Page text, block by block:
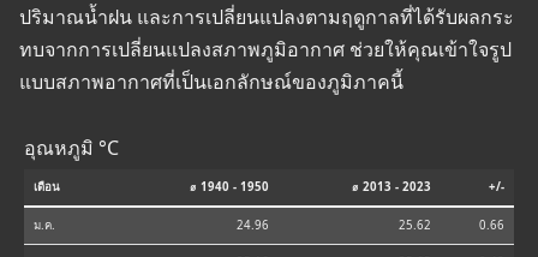
ปริมาณน้ำฝน และการเปลี่ยนแปลงตามฤดูกาลที่ได้รับผลกระ
ทบจากการเปลี่ยนแปลงสภาพภูมิอากาศ ช่วยให้คุณเข้าใจรูป
แบบสภาพอากาศที่เป็นเอกลักษณ์ของภูมิภาคนี้
อุณหภูมิ °C
เดือน ⌀ 1940 - 1950 ⌀ 2013 - 2023 +/-
ม.ค. 24.96 25.62 0.66